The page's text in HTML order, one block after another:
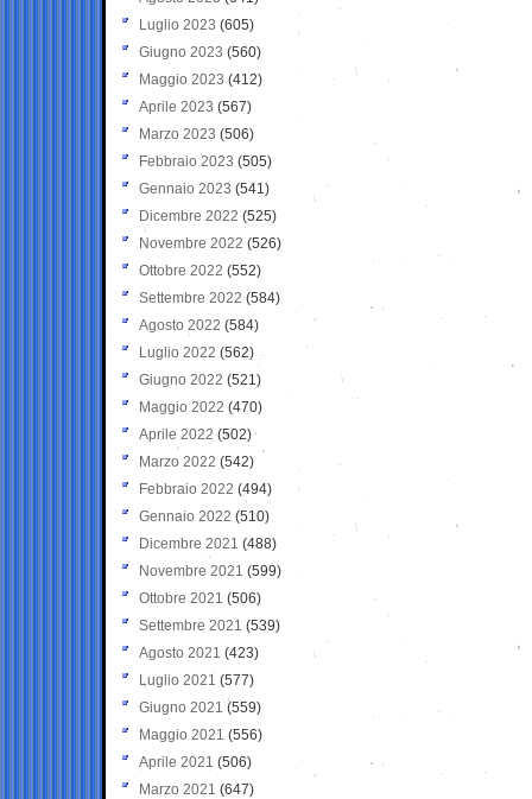
Luglio 2023 (605)
Giugno 2023 (560)
Maggio 2023 (412)
Aprile 2023 (567)
Marzo 2023 (506)
Febbraio 2023 (505)
Gennaio 2023 (541)
Dicembre 2022 (525)
Novembre 2022 (526)
Ottobre 2022 (552)
Settembre 2022 (584)
Agosto 2022 (584)
Luglio 2022 (562)
Giugno 2022 (521)
Maggio 2022 (470)
Aprile 2022 (502)
Marzo 2022 (542)
Febbraio 2022 (494)
Gennaio 2022 (510)
Dicembre 2021 (488)
Novembre 2021 (599)
Ottobre 2021 (506)
Settembre 2021 (539)
Agosto 2021 (423)
Luglio 2021 (577)
Giugno 2021(559)
Maggio 2021 (556)
Aprile 2021 (506)
Marzo 2021 (647)